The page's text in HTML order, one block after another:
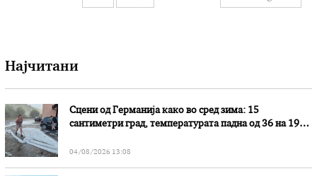
Најчитани
Сцени од Германија како во сред зима: 15
сантиметри град, температурата падна од 36 на 19
04/08/2026 13:08